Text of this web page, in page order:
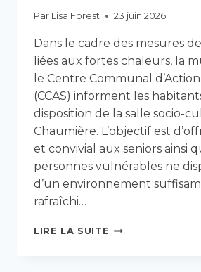
Par Lisa Forest 23 juin 2026
Dans le cadre des mesures
liées aux fortes chaleurs, la
le Centre Communal
(CCAS) informent les
disposition de la salle socio-
Chaumière. L’objectif est
et convivial aux seniors ainsi
personnes vulnérables ne
d’un environnement
rafraîchi…
LIRE LA SUITE CANICULE